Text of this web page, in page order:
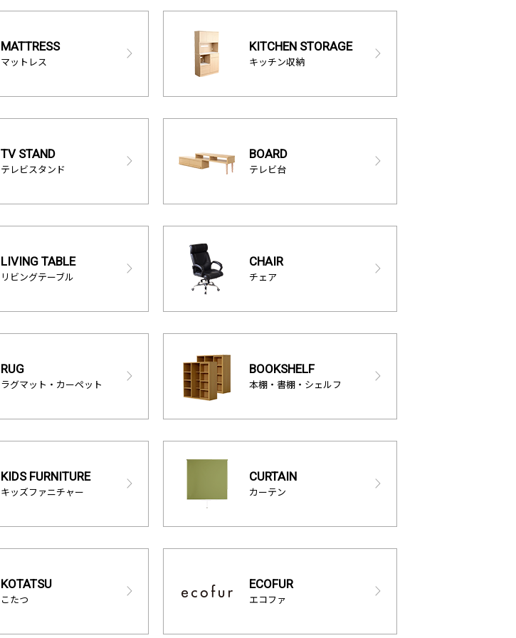
MATTRESS
マットレス
KITCHEN STORAGE
キッチン収納
TV STAND
テレビスタンド
BOARD
テレビ台
LIVING TABLE
リビングテーブル
CHAIR
チェア
RUG
ラグマット・カーペット
BOOKSHELF
本棚・書棚・シェルフ
KIDS FURNITURE
キッズファニチャー
CURTAIN
カーテン
KOTATSU
こたつ
ECOFUR
エコファ